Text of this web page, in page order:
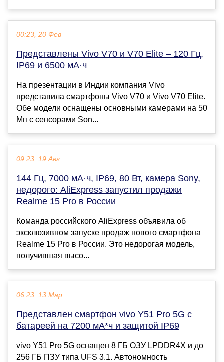
00:23, 20 Фев
Представлены Vivo V70 и V70 Elite – 120 Гц,
IP69 и 6500 мА·ч
На презентации в Индии компания Vivo
представила смартфоны Vivo V70 и Vivo V70 Elite.
Обе модели оснащены основными камерами на 50
Мп с сенсорами Son...
09:23, 19 Авг
144 Гц, 7000 мА·ч, IP69, 80 Вт, камера Sony,
недорого: AliExpress запустил продажи
Realme 15 Pro в России
Команда российского AliExpress объявила об
эксклюзивном запуске продаж нового смартфона
Realme 15 Pro в России. Это недорогая модель,
получившая высо...
06:23, 13 Мар
Представлен смартфон vivo Y51 Pro 5G с
батареей на 7200 мА*ч и защитой IP69
vivo Y51 Pro 5G оснащен 8 ГБ ОЗУ LPDDR4X и до
256 ГБ ПЗУ типа UFS 3.1. Автономность